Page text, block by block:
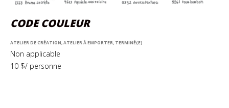
CODE COULEUR
ATELIER DE CRÉATION, ATELIER À EMPORTER, TERMINÉ(E)
Non applicable
10 $/ personne